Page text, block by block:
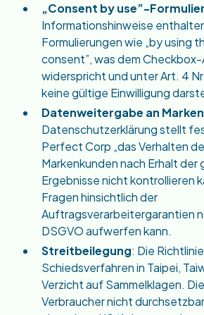
„Consent by use”-
Informationshinweise
Formulierungen wie „by using
consent”, was dem
widerspricht und unter Art. 4
keine gültige Einwilligung
Datenweitergabe an
Datenschutzerklärung stellt
Perfect Corp „das Verhalten
Markenkunden nach Erhalt der
Ergebnisse nicht kontrollieren
Fragen hinsichtlich der
Auftragsverarbeitergarantien
DSGVO aufwerfen kann.
Streitbeilegung: Die
Schiedsverfahren in Taipei,
Verzicht auf Sammelklagen.
Verbraucher nicht